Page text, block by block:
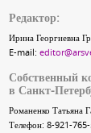
Редактор:
Ирина Георгиевна
E-mail:
Собственный
в Санкт-
Романенко Татьяна
Телефон: 8-921-